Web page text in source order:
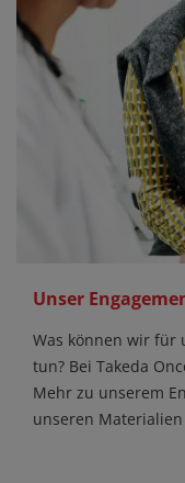
Unser
Was können wir für
tun? Bei Takeda
Mehr zu unserem
unseren